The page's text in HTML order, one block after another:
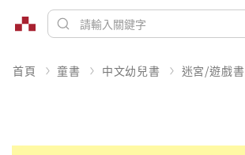
首頁 童書 中文幼兒書 迷宮/遊戲書